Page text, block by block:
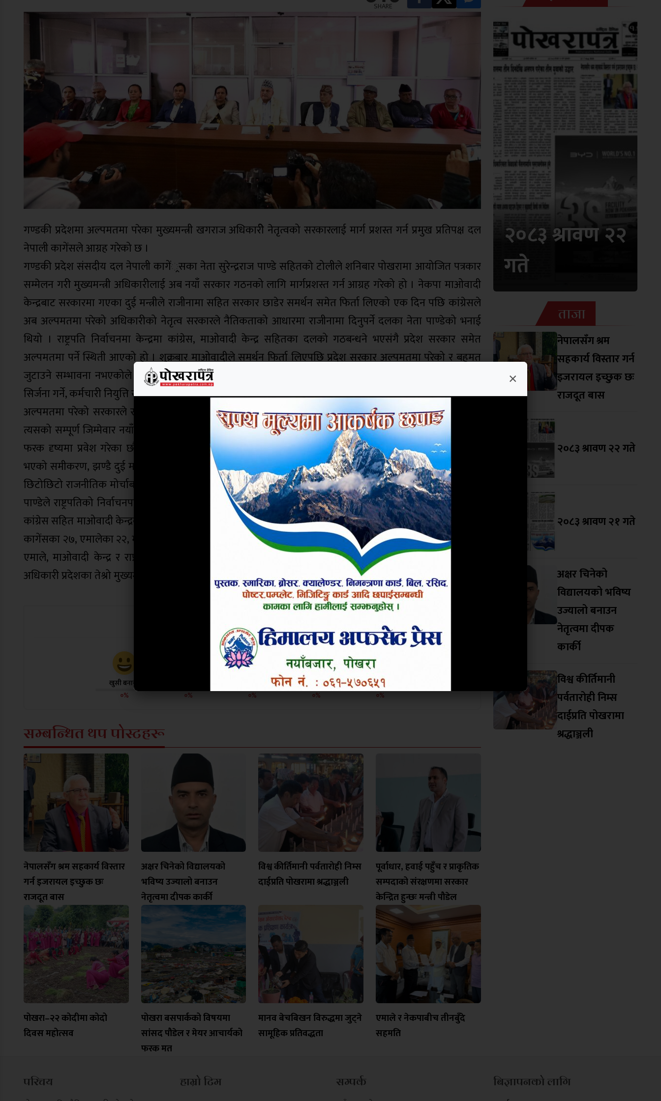
SHARE
गण्डकी प्रदेशमा अल्पमतमा परेका मुख्यमन्त्री खगराज अधिकारीे नेतृत्वको सरकारलाई मार्ग प्रशस्त गर्न प्रमुख प्रतिपक्ष दल
नेपाली कागेंसले आग्रह गरेको छ ।
गण्डकी प्रदेश संसदीय दल नेपाली कागें्रसका नेता सुरेन्द्रराज पाण्डे सहितको टोलीले शनिबार पोखरामा आयोजित पत्रकार
सम्मेलन गरी मुख्यमन्त्री अधिकारीलाई अब नयाँ सरकार गठनको लागि मार्गप्रशस्त गर्न आग्रह गरेको हो । नेकपा माओवादी
केन्द्रबाट सरकारमा गएका दुई मन्त्रीले राजीनामा सहित सरकार छाडेर समर्थन समेत फिर्ता लिएको एक दिन पछि कांग्रेसले
अब अल्पमतमा परेको अधिकारीको नेतृत्व सरकारले नैतिकताको आधारमा राजीनामा दिनुपर्ने दलका नेता पाण्डेको भनाई
थियो । राष्ट्रपति निर्वाचनमा केन्द्रमा कांग्रेस, माओवादी केन्द्र सहितका दलको गठबन्धने भएसंगै प्रदेश सरकार समेत
अल्पमतमा पर्ने स्थिती आएको हो । शुक्रबार माओवादीले समर्थन फिर्ता लिएपछि प्रदेश सरकार अल्पमतमा परेको र बहुमत
जुटाउने सम्भावना नभएकोले अब सरकारमा बस्नु उचित नहुने पाण्डेको भनाई छ । कामचलाउ सरकारले आर्थिक दायित्व
सिर्जना गर्ने, कर्मचारी नियुत्ति सरुवा बढुवा लगायतको काम गर्नु न्यायसंगत नहुने उनले बताए ।
अल्पमतमा परेको सरकारले रातरात भविष्यमा प्रदेशलाई आर्थिक भार हुने कुनै पनि आर्थिक दाहित्व सृजना गरेको खण्डमा
त्यसको सम्पूर्ण जिम्मेवार नयाँ सरकारले लिन बाध्य नहुने पाण्डेले चेतावनी दिए । उनले भने “आज हामी नेपाली राजनीतिको
फरक दृष्यमा प्रवेश गरेका छौं, निर्वाचनका बेलामा राजनीतिक दलहरु बीच भएका तालमेल, त्यसपछि बनेको सरकारमा
भएको समीकरण, झण्डै दुई महिना पछि पुनः अर्को गठबन्धन हुँदै देशको राजनीति चलेको यहाँहरुलाई अवगत नै छ ।” यति
छिटोछिटो राजनीतिक मोर्चाबन्दी फेरबदल हुनु मुलुकलाई आवश्यक राजनीतिक स्थिरताका लागि हितकर नभएको बताएका
पाण्डेले राष्ट्रपतिको निर्वाचनपछि फेरिएको राजनीतिक समीकरणले आफुहरुलाई अर्काे बाटोमा लागेको जनाए । गण्डकीमा
कांग्रेस सहित माओवादी केन्द्रको साथ पाएको खण्डमा कागेंसका पाण्डे मुख्यमन्त्री बन्ने प्रवल सम्भावना रहेको छ । गण्डकीमा
कागेंसका २७, एमालेका २२, माओबादीका ८, राप्रपाका २, एक स्वतन्त्र सहित ६० जना सांसद रहेका छन् । गण्डकीमा नेकपा
एमाले, माओवादी केन्द्र र राप्रपाको समर्थनमा एमालेका अधिकारी गत पुष २५ गते मुख्यमन्त्रीमा नियुक्त भएका थिए ।
अधिकारी प्रदेशका तेश्रो मुख्यमन्त्री भएका हुन् ।
यो खबर पढेर तपाईलाई कस्तो लाग्यो ?
खुसी बनायो
०% ०% ०%
हाँसो लाग्यो
०%
आक्रोशित बनायो
०%
सम्बन्धित थप पोस्टहरू
नेपालसँग श्रम सहकार्य विस्तार
गर्न इजरायल इच्छुक छः
राजदूत बास
अक्षर चिनेको विद्यालयको
भविष्य उज्यालो बनाउन
नेतृत्वमा दीपक कार्की
विश्व कीर्तिमानी पर्वतारोही निम्स
दाईप्रति पोखरामा श्रद्धाञ्जली
पूर्वाधार, हवाई पहुँच र प्राकृतिक
सम्पदाको संरक्षणमा सरकार
केन्द्रित हुन्छः मन्त्री पौडेल
पोखरा–२२ कोदीमा कोदो
दिवस महोत्सव
पोखरा बसपार्कको विषयमा
सांसद पौडेल र मेयर आचार्यको
फरक मत
मानव बेचबिखन विरुद्धमा जुट्ने
सामूहिक प्रतिवद्धता
एमाले र नेकपाबीच तीनबुँदे
सहमति
२०८३ श्रावण २२
गते
ताजा
नेपालसँग श्रम
सहकार्य विस्तार गर्न
इजरायल इच्छुक छः
राजदूत बास
२०८३ श्रावण २२ गते
२०८३ श्रावण २१ गते
अक्षर चिनेको
विद्यालयको भविष्य
उज्यालो बनाउन
नेतृत्वमा दीपक
कार्की
विश्व कीर्तिमानी
पर्वतारोही निम्स
दाईप्रति पोखरामा
श्रद्धाञ्जली
परिचय हाम्रो टिम सम्पर्क बिज्ञापनको लागि
×